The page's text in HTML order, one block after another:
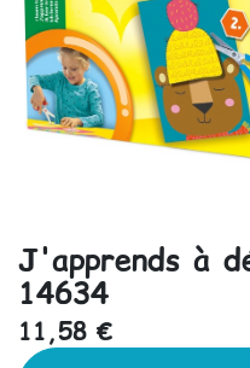
J'apprends à
14634
11,58 €